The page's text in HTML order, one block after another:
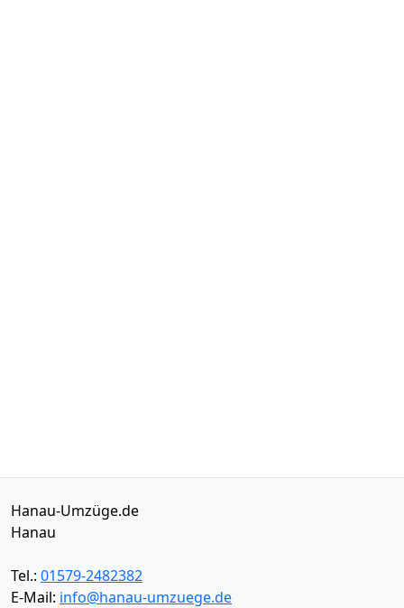
Hanau-Umzüge.de
Hanau
Tel.: 01579-2482382
E-Mail: info@hanau-umzuege.de